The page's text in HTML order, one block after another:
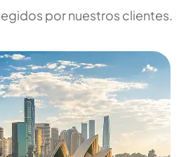
por nuestros clientes.